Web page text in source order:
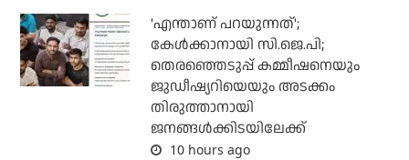
'എന്താണ് പറയുന്നത്';
കേള്‍ക്കാനായി സി.ജെ.പി;
തെരഞ്ഞെടുപ്പ് കമ്മീഷനെയും
ജുഡീഷ്യറിയെയും അടക്കം
തിരുത്താനായി
ജനങ്ങള്‍ക്കിടയിലേക്ക്
10 hours ago